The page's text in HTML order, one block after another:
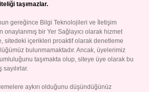
taşımazlar.
gereğince Bilgi Teknolojileri ve İletişim
onaylanmış bir Yer Sağlayıcı olarak hizmet
sitedeki içerikleri proaktif olarak denetleme
bulunmamaktadır. Ancak, üyelerimiz
taşımakta olup, siteye üye olarak bu
aykırı olduğunu düşündüğünüz